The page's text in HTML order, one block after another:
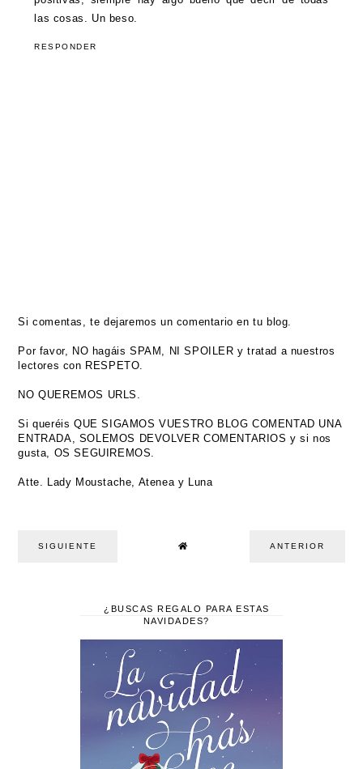
las cosas. Un beso.
RESPONDER
Si comentas, te dejaremos un comentario en tu blog.
Por favor, NO hagáis SPAM, NI SPOILER y tratad a nuestros
lectores con RESPETO.
NO QUEREMOS URLS.
Si queréis QUE SIGAMOS VUESTRO BLOG COMENTAD UNA
ENTRADA, SOLEMOS DEVOLVER COMENTARIOS y si nos
gusta, OS SEGUIREMOS.
Atte. Lady Moustache, Atenea y Luna
SIGUIENTE ANTERIOR
¿BUSCAS REGALO PARA ESTAS
NAVIDADES?